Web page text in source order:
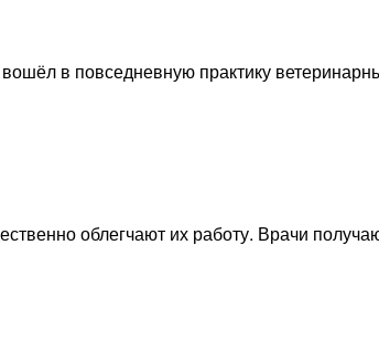
в повседневную практику
облегчают их работу. Врачи